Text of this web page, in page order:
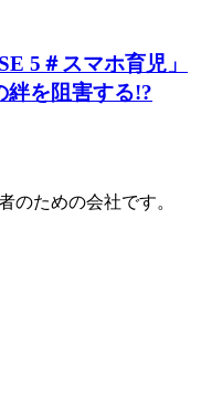
5＃スマホ育児」
絆を阻害する!?
のための会社です。